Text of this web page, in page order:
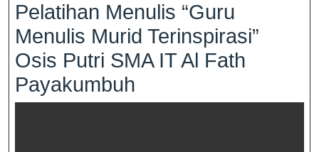
Pelatihan Menulis “Guru
Menulis Murid Terinspirasi”
Osis Putri SMA IT Al Fath
Payakumbuh